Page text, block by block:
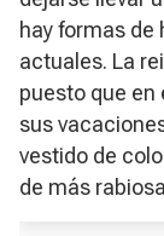
hay formas de
actuales. La
puesto que en
sus
vestido de
de más